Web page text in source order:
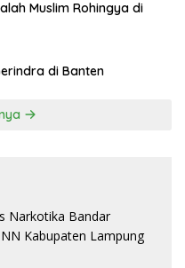
Muslim Rohingya di
di Banten